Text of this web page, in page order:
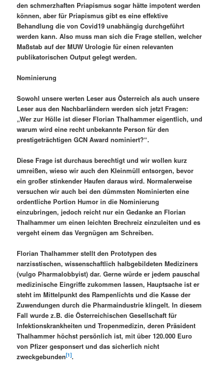
den schmerzhaften Priapismus sogar hätte impotent werden
können, aber für Priapismus gibt es eine effektive
Behandlung die von Covid19 unabhängig durchgeführt
werden kann. Also muss man sich die Frage stellen, welcher
Maßstab auf der MUW Urologie für einen relevanten
publikatorischen Output gelegt werden.
Nominierung
Sowohl unsere werten Leser aus Österreich als auch unsere
Leser aus den Nachbarländern werden sich jetzt Fragen:
„Wer zur Hölle ist dieser Florian Thalhammer eigentlich, und
warum wird eine recht unbekannte Person für den
prestigeträchtigen GCN Award nominiert?“.
Diese Frage ist durchaus berechtigt und wir wollen kurz
umreißen, wieso wir auch den Kleinmüll entsorgen, bevor
ein großer stinkender Haufen daraus wird. Normalerweise
versuchen wir auch bei den dümmsten Nominierten eine
ordentliche Portion Humor in die Nominierung
einzubringen, jedoch reicht nur ein Gedanke an Florian
Thalhammer um einen leichten Brechreiz einzuleiten und es
vergeht einem das Vergnügen am Schreiben.
Florian Thalhammer stellt den Prototypen des
narzisstischen, wissenschaftlich halbgebildeten Mediziners
(vulgo Pharmalobbyist) dar. Gerne würde er jedem pauschal
medizinische Eingriffe zukommen lassen, Hauptsache ist er
steht im Mittelpunkt des Rampenlichts und die Kasse der
Zuwendungen durch die Pharmaindustrie klingelt. In diesem
Fall wurde z.B. die Österreichischen Gesellschaft für
Infektionskrankheiten und Tropenmedizin, deren Präsident
Thalhammer höchst persönlich ist, mit über 120.000 Euro
von Pfizer gesponsert und das sicherlich nicht
zweckgebunden[1].